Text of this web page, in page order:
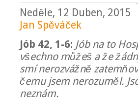
Neděle, 12 Duben, 2015
Jan Spěváček
Jób 42, 1-6: Jób na to
všechno můžeš a že
smí nerozvážně
čemu jsem nerozuměl.
neznám.